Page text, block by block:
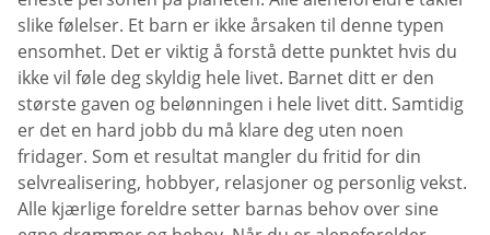
slike følelser. Et barn er ikke årsaken til denne typen
ensomhet. Det er viktig å forstå dette punktet hvis du
ikke vil føle deg skyldig hele livet. Barnet ditt er den
største gaven og belønningen i hele livet ditt. Samtidig
er det en hard jobb du må klare deg uten noen
fridager. Som et resultat mangler du fritid for din
selvrealisering, hobbyer, relasjoner og personlig vekst.
Alle kjærlige foreldre setter barnas behov over sine